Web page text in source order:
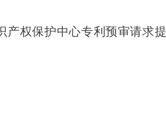
产权保护中心专利预审请求